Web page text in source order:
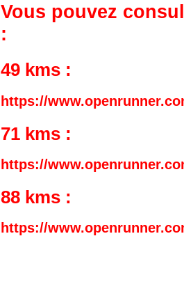
Vous pouvez
:
49 kms :
https://
71 kms :
https://
88 kms :
https://